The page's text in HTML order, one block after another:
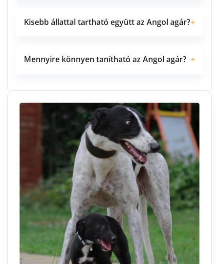
Kisebb állattal tartható együtt az Angol agár?+
Mennyire könnyen tanítható az Angol agár? +